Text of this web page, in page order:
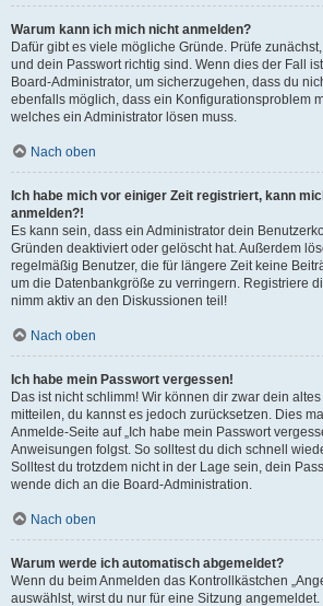
Warum kann ich mich nicht anmelden?
Dafür gibt es viele mögliche Gründe. Prüfe
und dein Passwort richtig sind. Wenn dies der Fall
Board-Administrator, um sicherzugehen, dass du
ebenfalls möglich, dass ein Konfigurationsproblem
welches ein Administrator lösen muss.
Nach oben
Ich habe mich vor einiger Zeit registriert, kann
anmelden?!
Es kann sein, dass ein Administrator dein
Gründen deaktiviert oder gelöscht hat. Außerdem
regelmäßig Benutzer, die für längere Zeit keine
um die Datenbankgröße zu verringern. Registriere
nimm aktiv an den Diskussionen teil!
Nach oben
Ich habe mein Passwort vergessen!
Das ist nicht schlimm! Wir können dir zwar dein
mitteilen, du kannst es jedoch zurücksetzen. Dies
Anmelde-Seite auf „Ich habe mein Passwort
Anweisungen folgst. So solltest du dich schnell
Solltest du trotzdem nicht in der Lage sein, dein
wende dich an die Board-Administration.
Nach oben
Warum werde ich automatisch abgemeldet?
Wenn du beim Anmelden das Kontrollkästchen
auswählst, wirst du nur für eine Sitzung